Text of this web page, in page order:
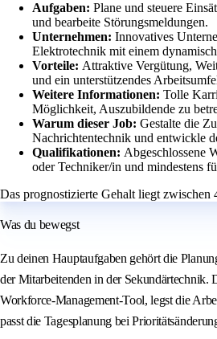
Aufgaben: Plane und steuere
und bearbeite Störungsmeldungen.
Unternehmen: Innovatives
Elektrotechnik mit einem
Vorteile: Attraktive Vergütung,
und ein unterstützendes
Weitere Informationen: Tolle
Möglichkeit, Auszubildende zu
Warum dieser Job: Gestalte die
Nachrichtentechnik und entwickle
Qualifikationen: Abgeschlossene
oder Techniker/in und mindestens
Das prognostizierte Gehalt liegt zwischen
Was du bewegst
Zu deinen Hauptaufgaben gehört die
der Mitarbeitenden in der Sekundärtechnik.
Workforce-Management-Tool, legst die
passt die Tagesplanung bei